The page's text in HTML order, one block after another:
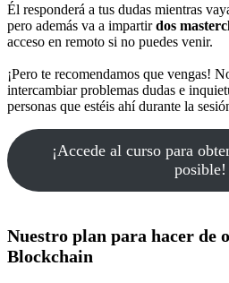
Él responderá a tus dudas mientras
pero además va a impartirdos
acceso en remoto si no puedes venir.
¡Pero te recomendamos que vengas!
intercambiar problemas dudas e
personas que estéis ahí durante la
¡Accede al curso para
posible!
Nuestro plan para hacer de
Blockchain